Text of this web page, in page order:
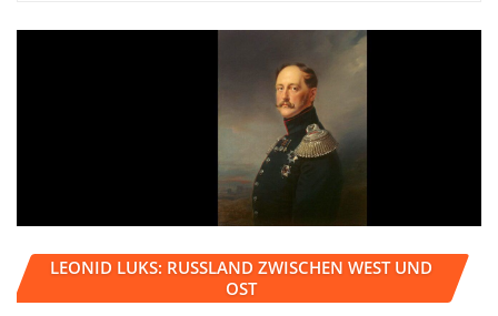
LEONID LUKS: RUSSLAND ZWISCHEN WEST UND
OST